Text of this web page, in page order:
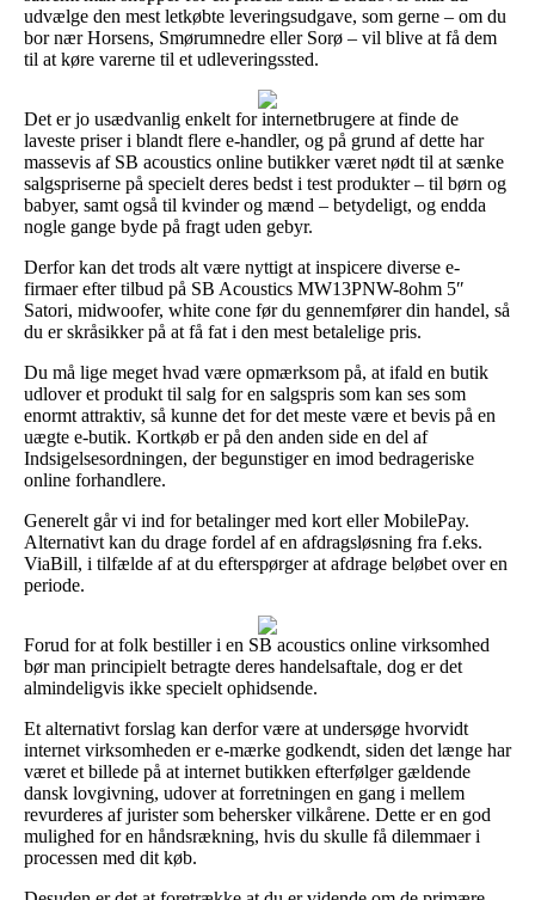
udvælge den mest letkøbte leveringsudgave, som gerne – om du
bor nær Horsens, Smørumnedre eller Sorø – vil blive at få dem
til at køre varerne til et udleveringssted.
Det er jo usædvanlig enkelt for internetbrugere at finde de
laveste priser i blandt flere e-handler, og på grund af dette har
massevis af SB acoustics online butikker været nødt til at sænke
salgspriserne på specielt deres bedst i test produkter – til børn og
babyer, samt også til kvinder og mænd – betydeligt, og endda
nogle gange byde på fragt uden gebyr.
Derfor kan det trods alt være nyttigt at inspicere diverse e-
firmaer efter tilbud på SB Acoustics MW13PNW-8ohm 5″
Satori, midwoofer, white cone før du gennemfører din handel, så
du er skråsikker på at få fat i den mest betalelige pris.
Du må lige meget hvad være opmærksom på, at ifald en butik
udlover et produkt til salg for en salgspris som kan ses som
enormt attraktiv, så kunne det for det meste være et bevis på en
uægte e-butik. Kortkøb er på den anden side en del af
Indsigelsesordningen, der begunstiger en imod bedrageriske
online forhandlere.
Generelt går vi ind for betalinger med kort eller MobilePay.
Alternativt kan du drage fordel af en afdragsløsning fra f.eks.
ViaBill, i tilfælde af at du efterspørger at afdrage beløbet over en
periode.
Forud for at folk bestiller i en SB acoustics online virksomhed
bør man principielt betragte deres handelsaftale, dog er det
almindeligvis ikke specielt ophidsende.
Et alternativt forslag kan derfor være at undersøge hvorvidt
internet virksomheden er e-mærke godkendt, siden det længe har
været et billede på at internet butikken efterfølger gældende
dansk lovgivning, udover at forretningen en gang i mellem
revurderes af jurister som behersker vilkårene. Dette er en god
mulighed for en håndsrækning, hvis du skulle få dilemmaer i
processen med dit køb.